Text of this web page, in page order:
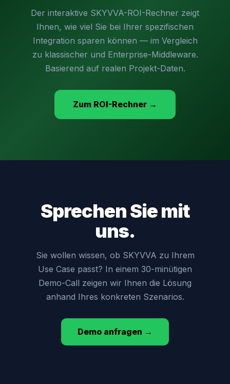
Der interaktive SKYVVA-ROI-Rechner zeigt
Ihnen, wie viel Sie bei Ihrer spezifischen
Integration sparen können — im Vergleich
zu klassischer und Enterprise-Middleware.
Basierend auf realen Projekt-Daten.
Zum ROI-Rechner →
Sprechen Sie mit
uns.
Sie wollen wissen, ob SKYVVA zu Ihrem
Use Case passt? In einem 30-minütigen
Demo-Call zeigen wir Ihnen die Lösung
anhand Ihres konkreten Szenarios.
Demo anfragen →